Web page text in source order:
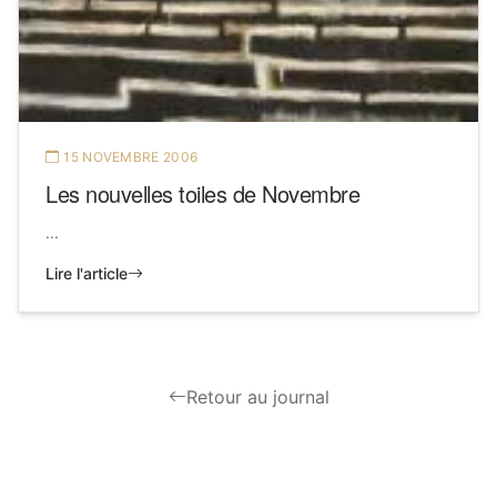
15 NOVEMBRE 2006
Les nouvelles toiles de Novembre
...
Lire l'article
Retour au journal